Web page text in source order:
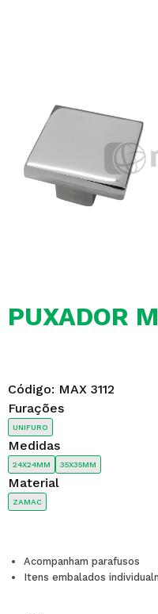
PUXADOR
Código: MAX 3112
Furações
UNIFURO
Medidas
24X24MM 35X35MM
Material
ZAMAC
Acompanham parafusos
Itens embalados